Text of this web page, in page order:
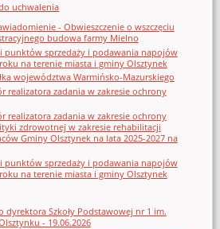
uchwalenia
- Obwieszczenie o wszczęciu
budowa farmy Mielno
punktów sprzedaży i podawania napojów
na terenie miasta i gminy Olsztynek
województwa Warmińsko-Mazurskiego
realizatora zadania w zakresie ochrony
realizatora zadania w zakresie ochrony
zdrowotnej w zakresie rehabilitacji
Gminy Olsztynek na lata 2025-2027 na
punktów sprzedaży i podawania napojów
na terenie miasta i gminy Olsztynek
dyrektora Szkoły Podstawowej nr 1 im.
- 19.06.2026